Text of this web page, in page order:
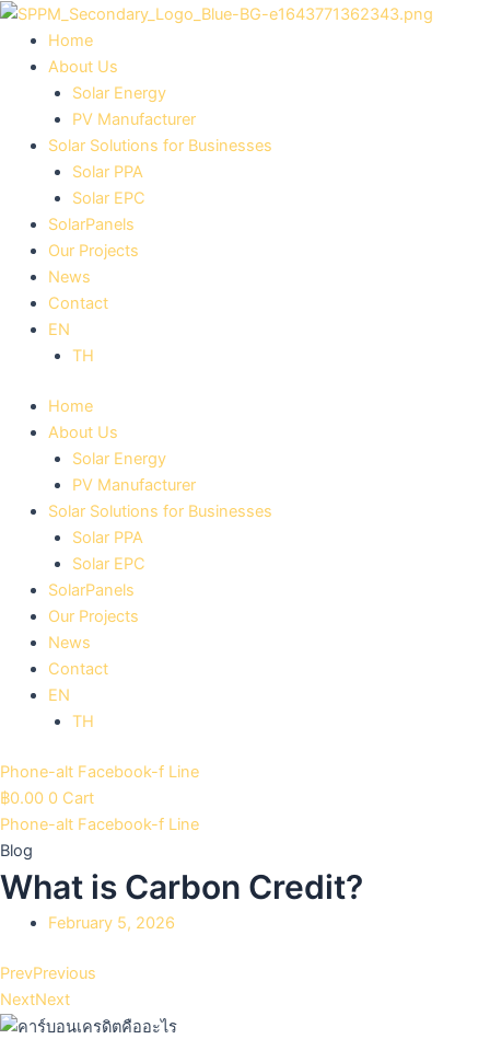
Skip
content
Home
About Us
Solar Energy
PV Manufacturer
Solar Solutions for Businesses
Solar PPA
Solar EPC
SolarPanels
Our Projects
News
Contact
EN
TH
Home
About Us
Solar Energy
PV Manufacturer
Solar Solutions for Businesses
Solar PPA
Solar EPC
SolarPanels
Our Projects
News
Contact
EN
TH
Phone-alt Facebook-f Line
฿0.00 0 Cart
Phone-alt Facebook-f Line
Blog
What is Carbon Credit?
February 5, 2026
PrevPrevious
NextNext